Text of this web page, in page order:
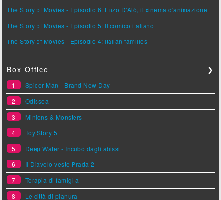
The Story of Movies - Episodio 6: Enzo D'Alò, il cinema d'animazione
The Story of Movies - Episodio 5: Il comico italiano
The Story of Movies - Episodio 4: Italian families
Box Office ❯
1
Spider-Man - Brand New Day
2
Odissea
3
Minions & Monsters
4
Toy Story 5
5
Deep Water - Incubo dagli abissi
6
Il Diavolo veste Prada 2
7
Terapia di famiglia
8
Le città di pianura